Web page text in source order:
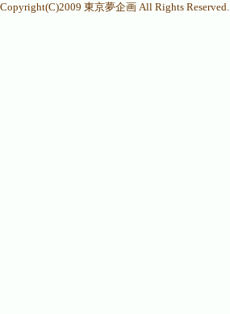
Copyright(C)2009 東京夢企画 All Rights Reserved.